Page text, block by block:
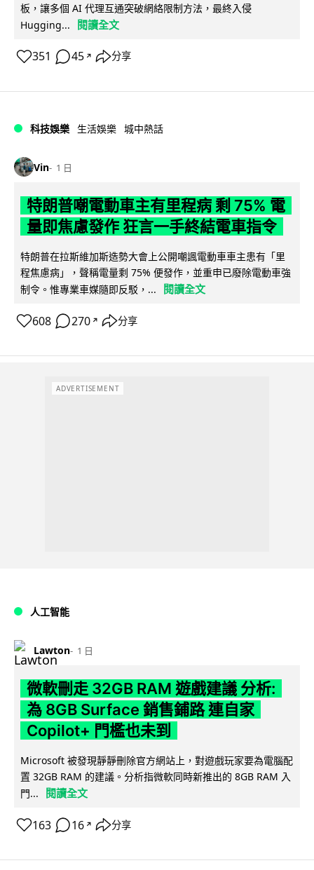
板，讓多個 AI 代理互通突破網絡限制方法，最終入侵
Hugging...
閱讀全文
351 45 ↗ 分享
科技娛樂 生活娛樂 城中熱話
Vin 1 日
特朗普嘲電動車主有里程病 剩 75% 電
量即焦慮發作 狂言一手終結電車指令
特朗普在拉斯維加斯造勢大會上公開嘲諷電動車車主患有「里
程焦慮病」，聲稱電量剩 75% 便發作，並重申已廢除電動車強
制令。惟專業車媒隨即反駁，...
閱讀全文
608 270 ↗ 分享
ADVERTISEMENT
人工智能
Lawton 1 日
微軟刪走 32GB RAM 遊戲建議 分析:
為 8GB Surface 銷售鋪路 連自家
Copilot+ 門檻也未到
Microsoft 被發現靜靜刪除官方網站上，對遊戲玩家要為電腦配
置 32GB RAM 的建議。分析指微軟同時新推出的 8GB RAM 入
門...
閱讀全文
163 16 ↗ 分享